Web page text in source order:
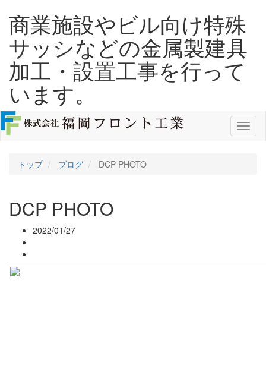
商業施設やビル向け特殊
サッシなどの金属製建具
加工・設置工事を行って
います。
Menu
トップ ブログ DCP PHOTO
DCP PHOTO
2022/01/27